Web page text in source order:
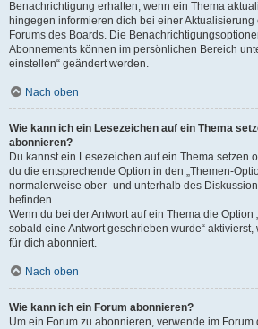
Benachrichtigung erhalten, wenn ein Thema
hingegen informieren dich bei einer
Forums des Boards. Die
Abonnements können im persönlichen Bereich
einstellen“ geändert werden.
Nach oben
Wie kann ich ein Lesezeichen auf ein Thema
abonnieren?
Du kannst ein Lesezeichen auf ein Thema setzen
du die entsprechende Option in den „Themen-
normalerweise ober- und unterhalb des
befinden.
Wenn du bei der Antwort auf ein Thema die Option
sobald eine Antwort geschrieben wurde“
für dich abonniert.
Nach oben
Wie kann ich ein Forum abonnieren?
Um ein Forum zu abonnieren, verwende im Forum